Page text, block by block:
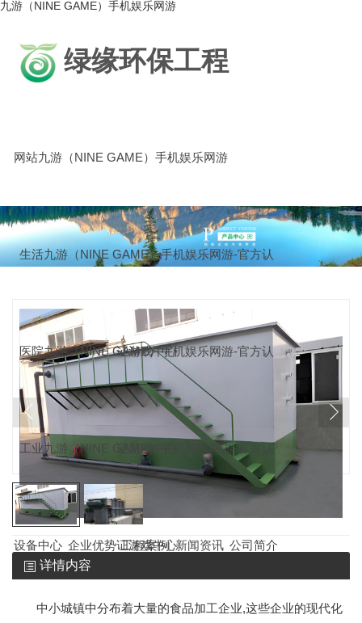
九游（NINE GAME）手机娱乐网游
绿缘环保工程
网站九游（NINE GAME）手机娱乐网游
生活九游（NINE GAME）手机娱乐网游-官方认
证游戏中心
医院九游（NINE GAME）手机娱乐网游-官方认
证游戏中心
工业九游（NINE GAME）手机娱乐网游-官方认
证游戏中心
设备中心 企业优势 工程案例 新闻资讯 公司简介
详情内容
中小城镇中分布着大量的食品加工企业,这些企业的现代化